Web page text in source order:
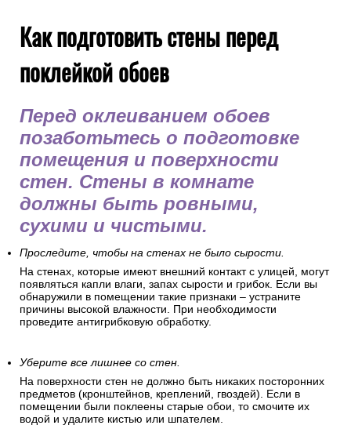
Как подготовить стены перед
поклейкой обоев
Перед оклеиванием обоев
позаботьтесь о подготовке
помещения и поверхности
стен. Стены в комнате
должны быть ровными,
сухими и чистыми.
Проследите, чтобы на стенах не было сырости.
На стенах, которые имеют внешний контакт с улицей, могут
появляться капли влаги, запах сырости и грибок. Если вы
обнаружили в помещении такие признаки – устраните
причины высокой влажности. При необходимости
проведите антигрибковую обработку.
Уберите все лишнее со стен.
На поверхности стен не должно быть никаких посторонних
предметов (кронштейнов, креплений, гвоздей). Если в
помещении были поклеены старые обои, то смочите их
водой и удалите кистью или шпателем.